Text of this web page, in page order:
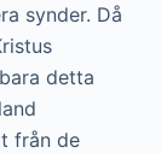
synder. Då
detta
från de